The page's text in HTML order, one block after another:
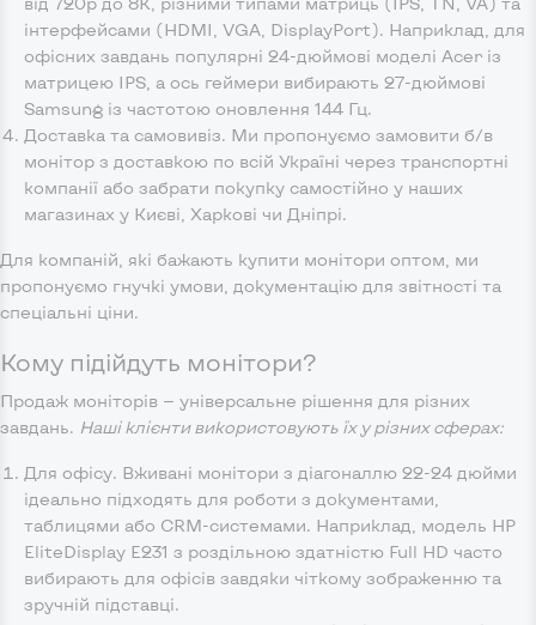
інтерфейсами (HDMI, VGA, DisplayPort). Наприклад, для
офісних завдань популярні 24-дюймові моделі Acer із
матрицею IPS, а ось геймери вибирають 27-дюймові
Samsung із частотою оновлення 144 Гц.
Доставка та самовивіз. Ми пропонуємо замовити б/в
монітор з доставкою по всій Україні через транспортні
компанії або забрати покупку самостійно у наших
магазинах у Києві, Харкові чи Дніпрі.
Для компаній, які бажають купити монітори оптом, ми
пропонуємо гнучкі умови, документацію для звітності та
спеціальні ціни.
Кому підійдуть монітори?
Продаж моніторів — універсальне рішення для різних
завдань. Наші клієнти використовують їх у різних сферах:
Для офісу. Вживані монітори з діагоналлю 22-24 дюйми
ідеально підходять для роботи з документами,
таблицями або CRM-системами. Наприклад, модель HP
EliteDisplay E231 з роздільною здатністю Full HD часто
вибирають для офісів завдяки чіткому зображенню та
зручній підставці.